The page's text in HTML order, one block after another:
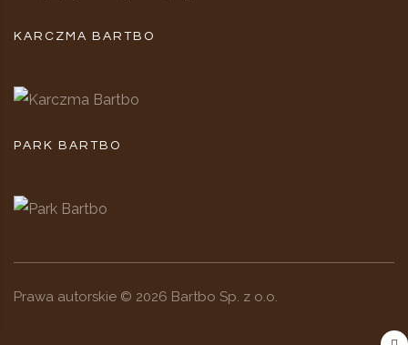
KARCZMA BARTBO
PARK BARTBO
Prawa autorskie © 2026 Bartbo Sp. z o.o.